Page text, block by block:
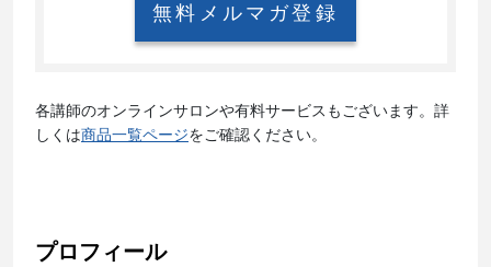
無料メルマガ登録
各講師のオンラインサロンや有料サービスもございます。詳
しくは商品一覧ページをご確認ください。
プロフィール